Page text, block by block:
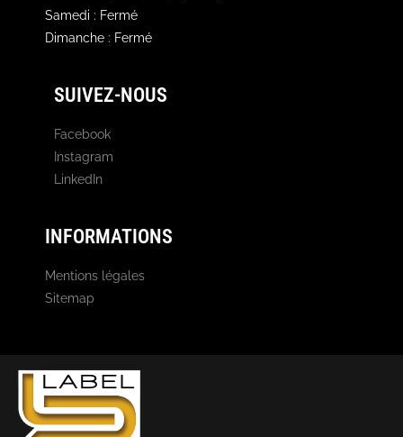
Samedi : Fermé
Dimanche : Fermé
SUIVEZ-NOUS
Facebook
Instagram
LinkedIn
INFORMATIONS
Mentions légales
Sitemap